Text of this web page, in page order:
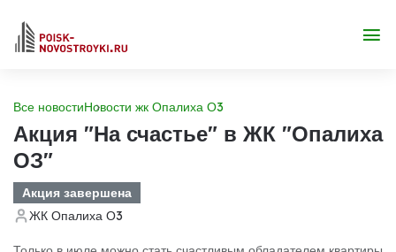
Все новостиНовости жк Опалиха О3
Акция "На счастье" в ЖК "Опалиха
ОЗ"
Акция завершена
ЖК Опалиха О3